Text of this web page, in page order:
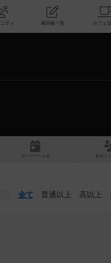
コミュニティ 掲示板一
ボ ドゲ ーム コ
全て 普通以上 高以上